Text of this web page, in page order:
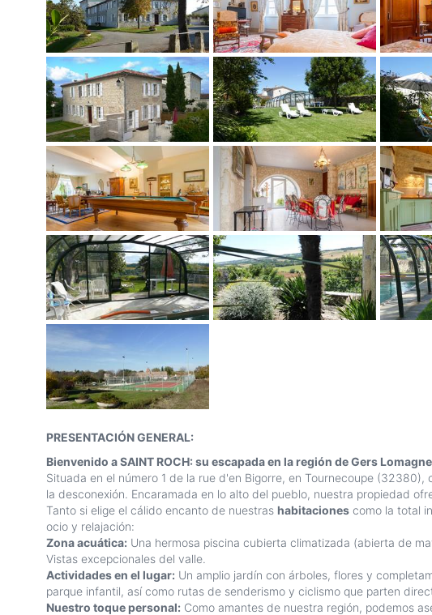
PRESENTACIÓN GENERAL:
Bienvenido a SAINT ROCH: su escapada en la región de Gers
Situada en el número 1 de la rue d'en Bigorre, en Tournecoupe
la desconexión. Encaramada en lo alto del pueblo, nuestra propiedad
Tanto si elige el cálido encanto de nuestras habitaciones como la total
ocio y relajación:
Zona acuática: Una hermosa piscina cubierta climatizada (abierta de
Vistas excepcionales del valle.
Actividades en el lugar: Un amplio jardín con árboles, flores y
parque infantil, así como rutas de senderismo y ciclismo que parten
Nuestro toque personal: Como amantes de nuestra región, podemos